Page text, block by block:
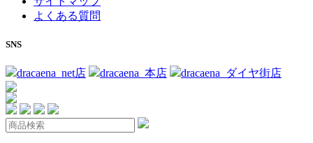
よくある質問
SNS
dracaena_net店 dracaena_本店 dracaena_ダイヤ街店